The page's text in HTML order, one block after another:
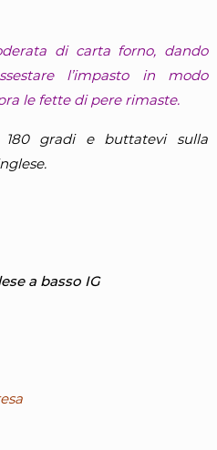
di carta forno, dando
l’impasto in modo
le fette di pere rimaste.
gradi e buttatevi sulla
a basso IG